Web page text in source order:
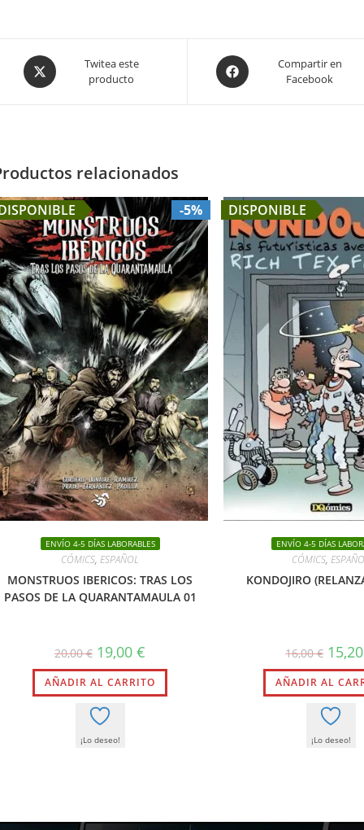
Opens
in
Twitea este
producto
Opens
in
Compartir en
Facebook
relacionados
-5%
ENVÍO 4-5 DÍAS LABORABLES
CÓMICS,ESPAÑOL
MONSTRUOS IBERICOS: TRAS LOS
PASOS DE LA QUARANTAMAULA 01
20,00€ El
precio
original
era:
20,00 €.
19,00€
actual
es:
19,00 €.
AÑADIR AL CARRITO
¡Lo deseo!
DISPONIBLE
ENVÍO 4-5 DÍAS
CÓMICS,
KONDOJIRO
16,00€ El
precio
era:
16,00
AÑADIR AL
¡Lo deseo!